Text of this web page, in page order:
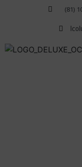
(81)